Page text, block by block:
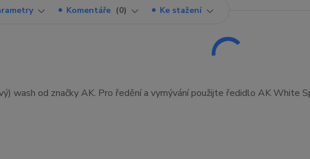
Komentáře 0 Ke stažení
wash od značky AK. Pro ředění a vymývání použijte ředidlo AK White